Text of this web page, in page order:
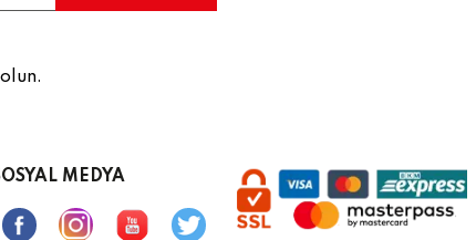
MEDYA